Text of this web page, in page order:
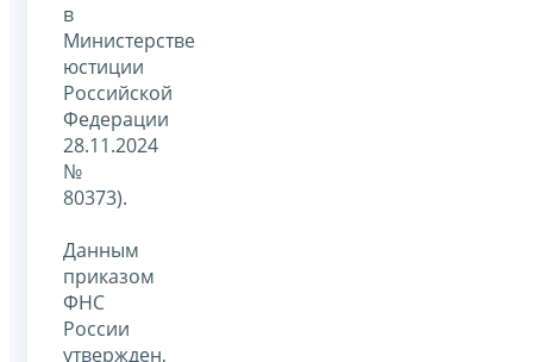
в
Министерстве
юстиции
Российской
Федерации
28.11.2024
№
80373).
Данным
приказом
ФНС
России
утвержден,